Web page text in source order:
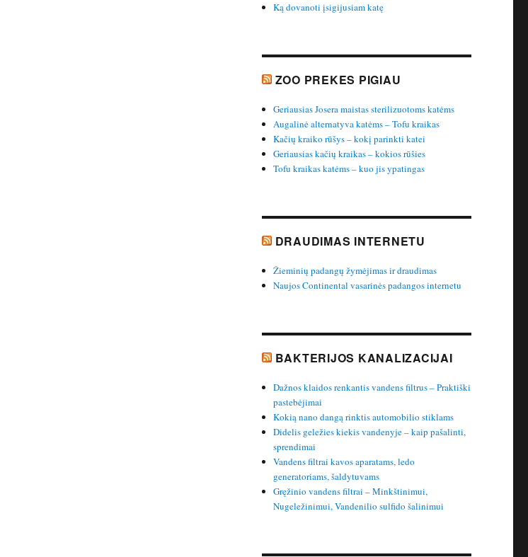
Ką dovanoti įsigijusiam katę
ZOO PREKES PIGIAU
Geriausias Josera maistas sterilizuotoms katėms
Augalinė alternatyva katėms – Tofu kraikas
Kačių kraiko rūšys – kokį parinkti katei
Geriausias kačių kraikas – kokios rūšies
Tofu kraikas katėms – kuo jis ypatingas
DRAUDIMAS INTERNETU
Žieminių padangų žymėjimas ir draudimas
Naujos Continental vasarinės padangos internetu
BAKTERIJOS KANALIZACIJAI
Dažnos klaidos renkantis vandens filtrus – Praktiški
pastebėjimai
Kokią nano dangą rinktis automobilio stiklams
Didelis geležies kiekis vandenyje – kaip pašalinti,
sprendimai
Vandens filtrai kavos aparatams, ledo
generatoriams, šaldytuvams
Gręžinio vandens filtrai – Minkštinimui,
Nugeležinimui, Vandenilio sulfido šalinimui